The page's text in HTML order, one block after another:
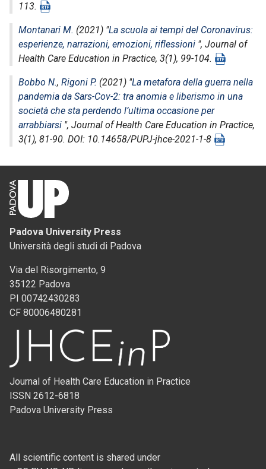
113.
Montanari M. (2021) "La scuola ai tempi del Coronavirus:
esperienze, narrazioni, emozioni, riflessioni ", Journal of
Health Care Education in Practice, 3(1), 99-104.
Bobbo N., Rigoni P. (2021) "La metafora della guerra nella
pandemia da Sars-Cov-2: tra anomia e liberismo in una
società che sta perdendo l’ultima occasione per
arrabbiarsi ", Journal of Health Care Education in Practice,
3(1), 81-90. DOI: 10.14658/PUPJ-jhce-2021-1-8
Padova University Press
Università degli studi di Padova
Via del Risorgimento, 9
35122 Padova
PI 00742430283
CF 80006480281
Journal of Health Care Education in Practice
ISSN 2612-6818
Padova University Press
All scientific content is shared under